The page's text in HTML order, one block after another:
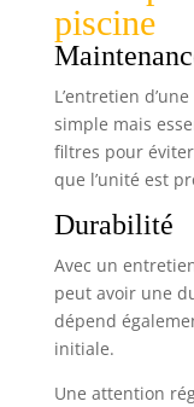
assurant
l’extérieur
la neige
également
rouille
assurent
fixation
peut
notre
piscine
L’entretien
simple mais
filtres pour
que l’unité est
Durabilité
Avec un
peut avoir une
dépend
initiale.
Une attention